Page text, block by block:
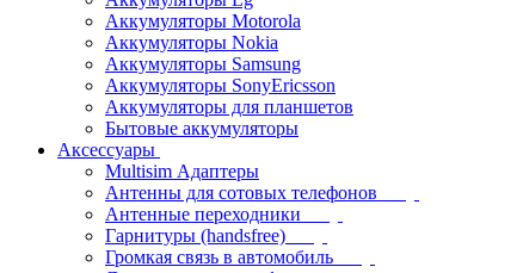
Аккумуляторы Motorola
Аккумуляторы Nokia
Аккумуляторы Samsung
Аккумуляторы SonyEricsson
Аккумуляторы для планшетов
Бытовые аккумуляторы
Аксессуары
Multisim Адаптеры
Антенны для сотовых телефонов
Антенные переходники
Гарнитуры (handsfree)
Громкая связь в автомобиль